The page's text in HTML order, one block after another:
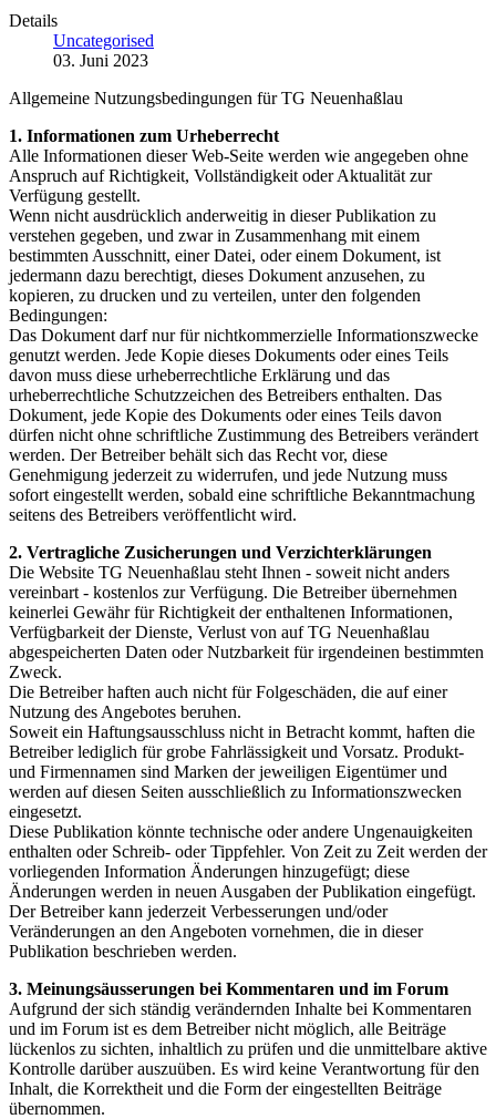
Details
Uncategorised
03. Juni 2023
Allgemeine Nutzungsbedingungen für TG Neuenhaßlau
1. Informationen zum Urheberrecht
Alle Informationen dieser Web-Seite werden wie angegeben ohne
Anspruch auf Richtigkeit, Vollständigkeit oder Aktualität zur
Verfügung gestellt.
Wenn nicht ausdrücklich anderweitig in dieser Publikation zu
verstehen gegeben, und zwar in Zusammenhang mit einem
bestimmten Ausschnitt, einer Datei, oder einem Dokument, ist
jedermann dazu berechtigt, dieses Dokument anzusehen, zu
kopieren, zu drucken und zu verteilen, unter den folgenden
Bedingungen:
Das Dokument darf nur für nichtkommerzielle Informationszwecke
genutzt werden. Jede Kopie dieses Dokuments oder eines Teils
davon muss diese urheberrechtliche Erklärung und das
urheberrechtliche Schutzzeichen des Betreibers enthalten. Das
Dokument, jede Kopie des Dokuments oder eines Teils davon
dürfen nicht ohne schriftliche Zustimmung des Betreibers verändert
werden. Der Betreiber behält sich das Recht vor, diese
Genehmigung jederzeit zu widerrufen, und jede Nutzung muss
sofort eingestellt werden, sobald eine schriftliche Bekanntmachung
seitens des Betreibers veröffentlicht wird.
2. Vertragliche Zusicherungen und Verzichterklärungen
Die Website TG Neuenhaßlau steht Ihnen - soweit nicht anders
vereinbart - kostenlos zur Verfügung. Die Betreiber übernehmen
keinerlei Gewähr für Richtigkeit der enthaltenen Informationen,
Verfügbarkeit der Dienste, Verlust von auf TG Neuenhaßlau
abgespeicherten Daten oder Nutzbarkeit für irgendeinen bestimmten
Zweck.
Die Betreiber haften auch nicht für Folgeschäden, die auf einer
Nutzung des Angebotes beruhen.
Soweit ein Haftungsausschluss nicht in Betracht kommt, haften die
Betreiber lediglich für grobe Fahrlässigkeit und Vorsatz. Produkt-
und Firmennamen sind Marken der jeweiligen Eigentümer und
werden auf diesen Seiten ausschließlich zu Informationszwecken
eingesetzt.
Diese Publikation könnte technische oder andere Ungenauigkeiten
enthalten oder Schreib- oder Tippfehler. Von Zeit zu Zeit werden der
vorliegenden Information Änderungen hinzugefügt; diese
Änderungen werden in neuen Ausgaben der Publikation eingefügt.
Der Betreiber kann jederzeit Verbesserungen und/oder
Veränderungen an den Angeboten vornehmen, die in dieser
Publikation beschrieben werden.
3. Meinungsäusserungen bei Kommentaren und im Forum
Aufgrund der sich ständig verändernden Inhalte bei Kommentaren
und im Forum ist es dem Betreiber nicht möglich, alle Beiträge
lückenlos zu sichten, inhaltlich zu prüfen und die unmittelbare aktive
Kontrolle darüber auszuüben. Es wird keine Verantwortung für den
Inhalt, die Korrektheit und die Form der eingestellten Beiträge
übernommen.